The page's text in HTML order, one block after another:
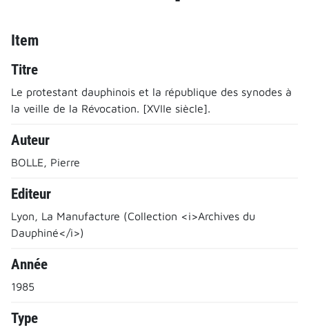
Item
Titre
Le protestant dauphinois et la république des synodes à
la veille de la Révocation. [XVIIe siècle].
Auteur
BOLLE, Pierre
Editeur
Lyon, La Manufacture (Collection <i>Archives du
Dauphiné</i>)
Année
1985
Type